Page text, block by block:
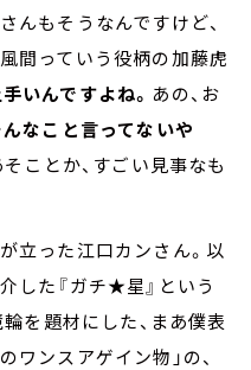
んもそうなんですけど、
間っていう役柄の加藤虎
いんですよね。 あの、お
んなこと言ってないや
そことか、すごい見事なも
立った江口カンさん。以
した『ガチ★星』という
を題材にした、まあ僕表
ワンスアゲイン物」の、